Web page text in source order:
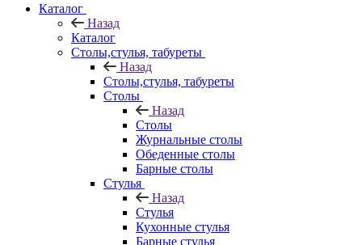
Каталог
Назад
Каталог
Столы,стулья, табуреты
Назад
Столы,стулья, табуреты
Столы
Назад
Столы
Журнальные столы
Обеденные столы
Барные столы
Стулья
Назад
Стулья
Кухонные стулья
Барные стулья